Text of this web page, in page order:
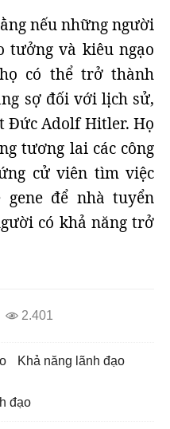
nếu những người
tưởng và kiêu ngạo
có thể trở thành
sợ đối với lịch sử,
Đức Adolf Hitler. Họ
tương lai các công
cử viên tìm việc
để nhà tuyển
có khả năng trở
2.401
khả năng lãnh đạo
đạo